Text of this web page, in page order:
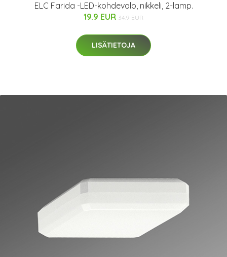
ELC Farida -LED-kohdevalo, nikkeli, 2-lamp.
19.9 EUR 34.9 EUR
LISÄTIETOJA